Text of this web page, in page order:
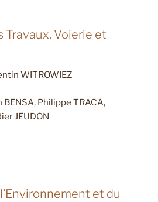
Travaux, Voierie et
WITROWIEZ
BENSA, Philippe TRACA,
JEUDON
et du